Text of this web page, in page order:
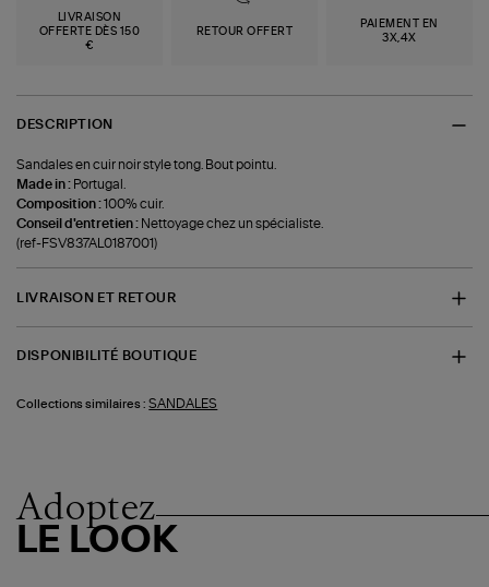
LIVRAISON
OFFERTE DÈS 150
€
RETOUR OFFERT
PAIEMENT EN
3X,4X
DESCRIPTION
Sandales en cuir noir style tong. Bout pointu.
Made in : Portugal.
Composition :100% cuir.
Conseil d'entretien : Nettoyage chez un spécialiste.
(ref-FSV837AL0187001)
LIVRAISON ET RETOUR
DISPONIBILITÉ BOUTIQUE
Collections similaires : SANDALES
Adoptez
LE LOOK